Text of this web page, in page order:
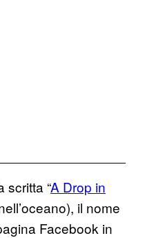
scritta “A Drop in
il nome
Facebook in